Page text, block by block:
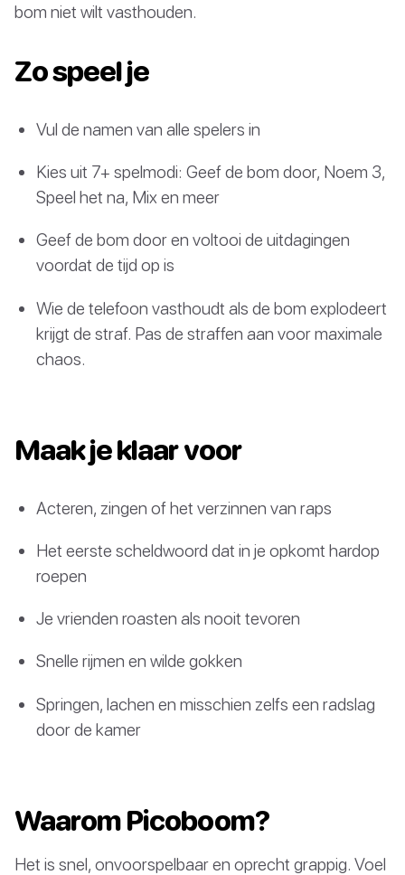
bom niet wilt vasthouden.
Zo speel je
Vul de namen van alle spelers in
Kies uit 7+ spelmodi: Geef de bom door, Noem 3,
Speel het na, Mix en meer
Geef de bom door en voltooi de uitdagingen
voordat de tijd op is
Wie de telefoon vasthoudt als de bom explodeert
krijgt de straf. Pas de straffen aan voor maximale
chaos.
Maak je klaar voor
Acteren, zingen of het verzinnen van raps
Het eerste scheldwoord dat in je opkomt hardop
roepen
Je vrienden roasten als nooit tevoren
Snelle rijmen en wilde gokken
Springen, lachen en misschien zelfs een radslag
door de kamer
Waarom Picoboom?
Het is snel, onvoorspelbaar en oprecht grappig. Voel